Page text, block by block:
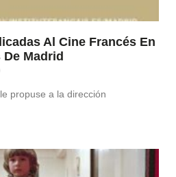
Al Cine Francés En
Madrid
propuse a la dirección